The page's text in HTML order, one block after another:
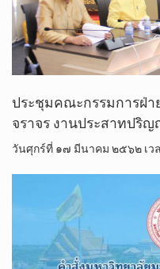
ประชุมคณะกรรมการฝ่
จราจร​ งานประสาทปริ
วัน​ศุกร์​ที่​ ๑๗​ มีนาคม ๒๕๖๒​ เว